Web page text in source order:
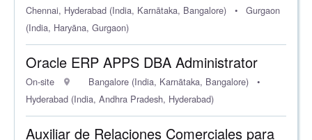
Chennai, Hyderabad (India, Karnātaka, Bangalore)
•
Gurgaon
(India, Haryāna, Gurgaon)
Oracle ERP APPS DBA Administrator
On-site Bangalore (India, Karnātaka, Bangalore)
•
Hyderabad (India, Andhra Pradesh, Hyderabad)
Auxiliar de Relaciones Comerciales para